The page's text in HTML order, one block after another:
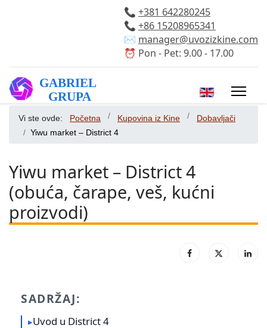
📞 +381 642280245
📞 +86 15208965341
✉️ manager@uvozizkine.com
⏰ Pon - Pet: 9.00 - 17.00
Izaberite vaš
Vi ste ovde: Početna Kupovina iz Kine
Dobavljači
Yiwu market – District 4
Yiwu market – District 4
(obuća, čarape, veš, kućni
proizvodi)
SADRŽAJ:
Uvod u District 4